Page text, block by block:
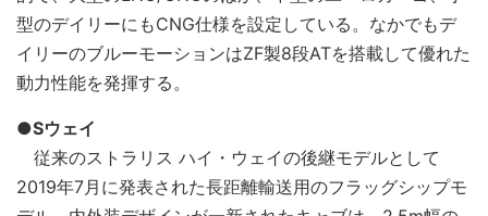
型のデイリーにもCNG仕様を設定している。なかでもデ
イリーのブルーモーションはZF製8段ATを搭載して優れた
動力性能を発揮する。
●Sウェイ
従来のストラリス ハイ・ウェイの後継モデルとして
2019年7月に発表された長距離輸送用のフラッグシップモ